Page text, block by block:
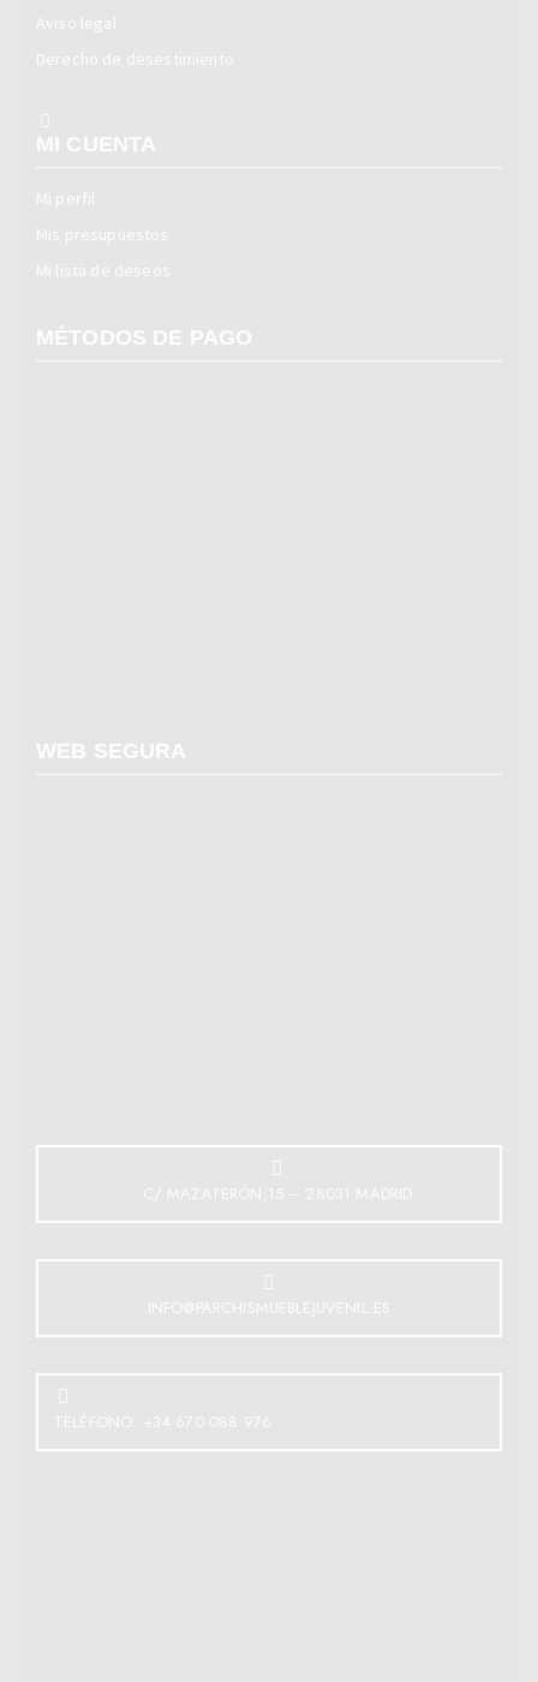
Aviso legal
Derecho de desestimiento
MI CUENTA
Mi perfil
Mis presupuestos
Mi lista de deseos
MÉTODOS DE PAGO
WEB SEGURA
C/ MAZATERÓN,15 – 28031 MADRID
INFO@PARCHISMUEBLEJUVENIL.ES
TELÉFONO: +34 670 088 976